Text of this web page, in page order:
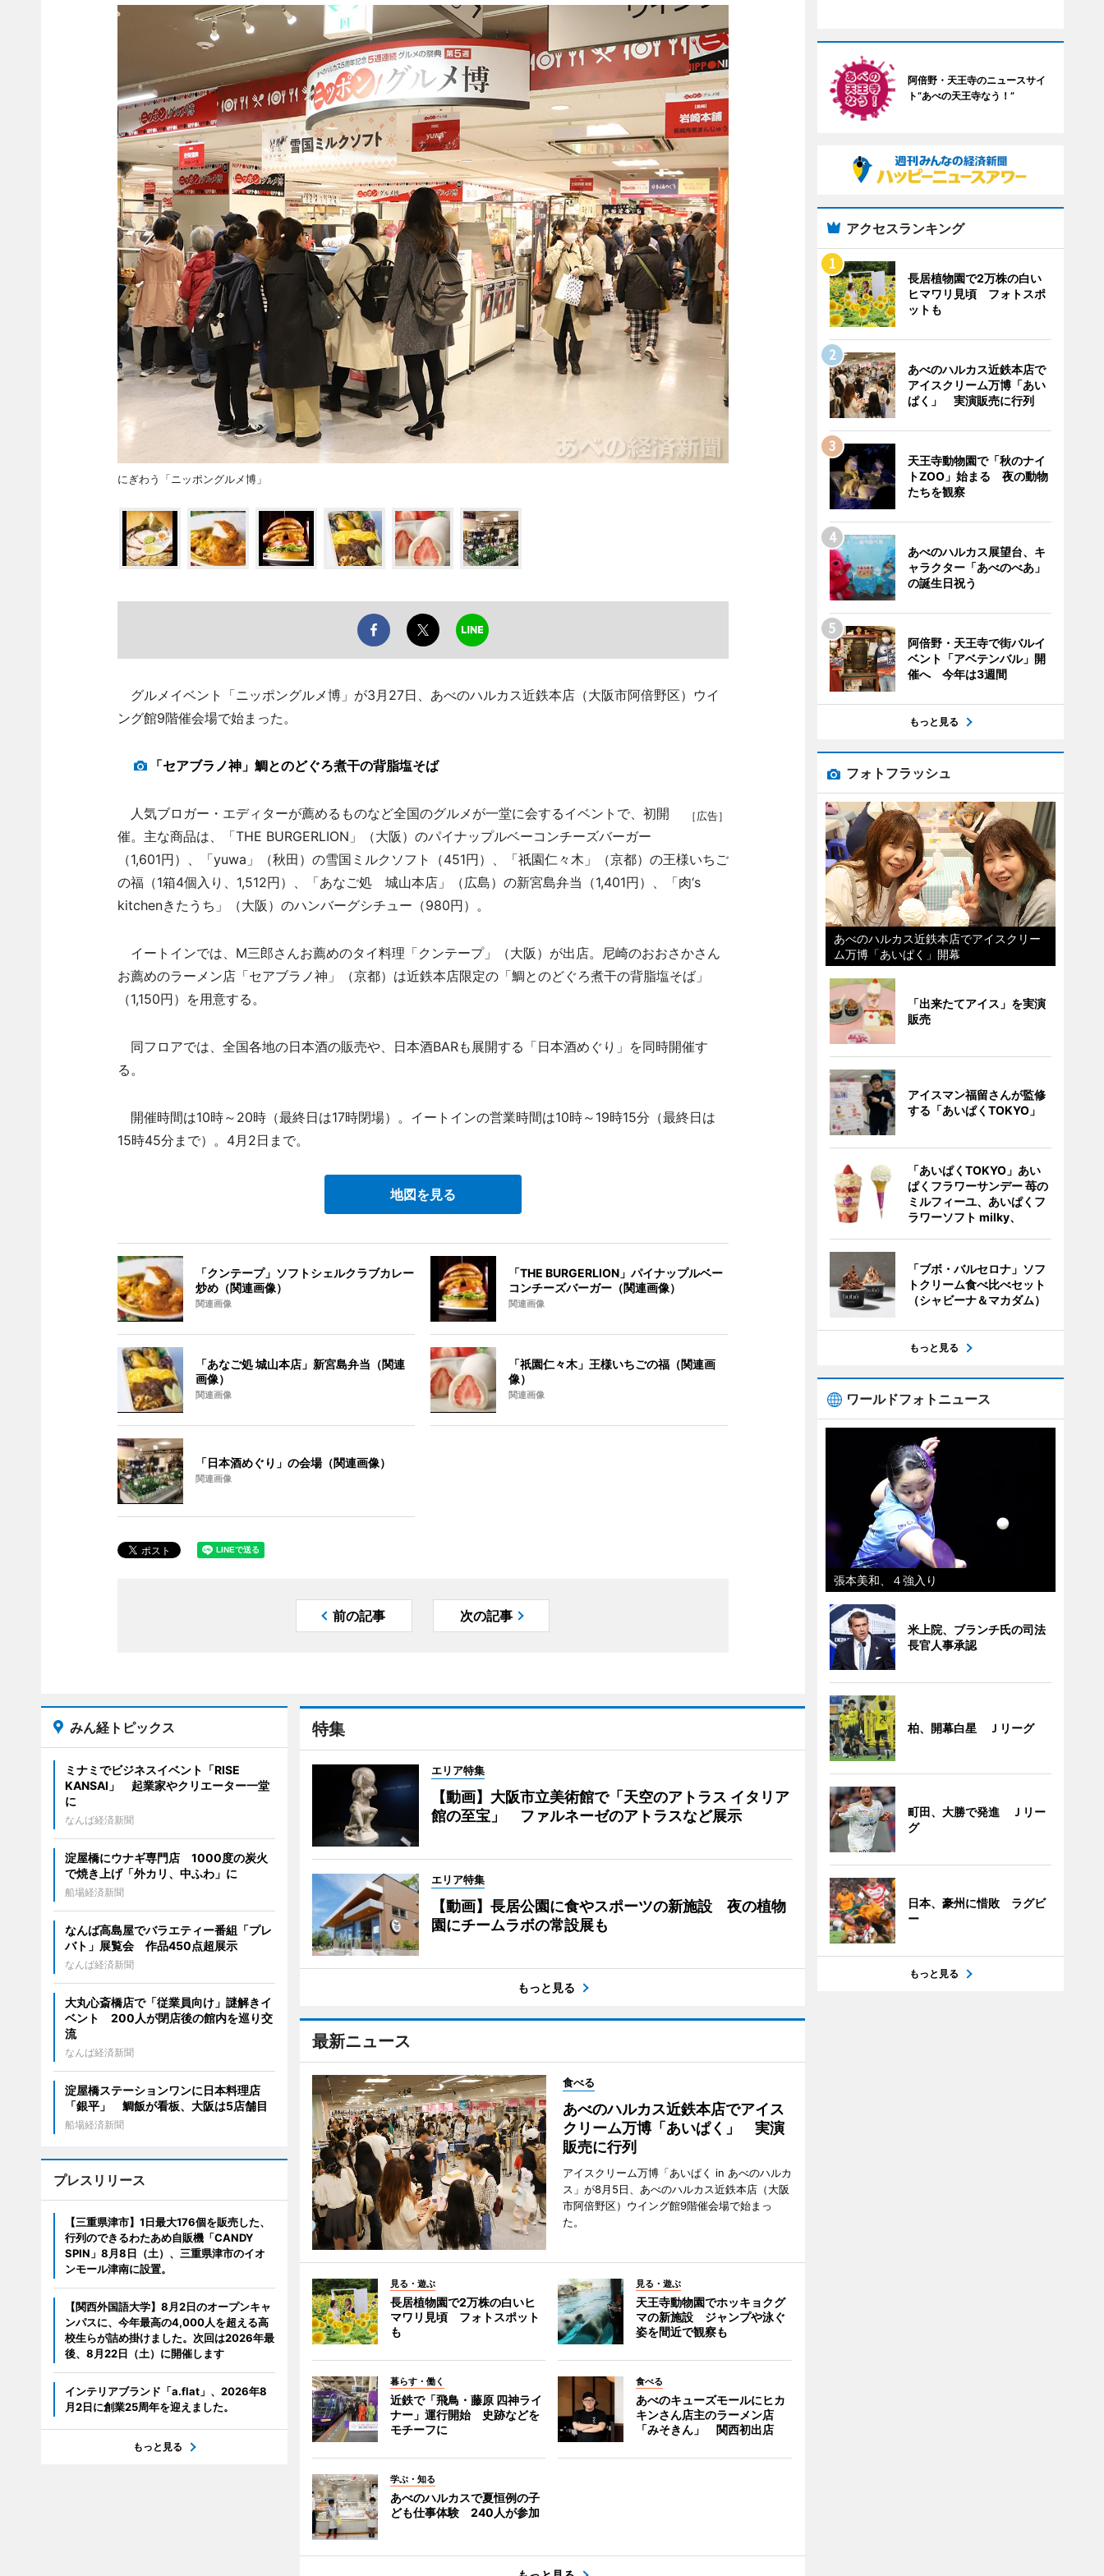
にぎわう「ニッポングルメ博」
グルメイベント「ニッポングルメ博」が3月27日、あべのハルカス近鉄本店（大阪市阿倍野区）ウイ
ング館9階催会場で始まった。
「セアブラノ神」鯛とのどぐろ煮干の背脂塩そば
［広告］
人気ブロガー・エディターが薦めるものなど全国のグルメが一堂に会するイベントで、初開
催。主な商品は、「THE BURGERLION」（大阪）のパイナップルベーコンチーズバーガー
（1,601円）、「yuwa」（秋田）の雪国ミルクソフト（451円）、「祇園仁々木」（京都）の王様いちご
の福（1箱4個入り、1,512円）、「あなご処 城山本店」（広島）の新宮島弁当（1,401円）、「肉‘s
kitchenきたうち」（大阪）のハンバーグシチュー（980円）。
イートインでは、M三郎さんお薦めのタイ料理「クンテープ」（大阪）が出店。尼崎のおおさかさん
お薦めのラーメン店「セアブラノ神」（京都）は近鉄本店限定の「鯛とのどぐろ煮干の背脂塩そば」
（1,150円）を用意する。
同フロアでは、全国各地の日本酒の販売や、日本酒BARも展開する「日本酒めぐり」を同時開催す
る。
開催時間は10時～20時（最終日は17時閉場）。イートインの営業時間は10時～19時15分（最終日は
15時45分まで）。4月2日まで。
地図を見る
「クンテープ」ソフトシェルクラブカレー
炒め（関連画像）
関連画像
「THE BURGERLION」パイナップルベー
コンチーズバーガー（関連画像）
関連画像
「あなご処 城山本店」新宮島弁当（関連
画像）
関連画像
「祇園仁々木」王様いちごの福（関連画
像）
関連画像
「日本酒めぐり」の会場（関連画像）
関連画像
前の記事 次の記事
特集
エリア特集
【動画】大阪市立美術館で「天空のアトラス イタリア
館の至宝」 ファルネーゼのアトラスなど展示
エリア特集
【動画】長居公園に食やスポーツの新施設 夜の植物
園にチームラボの常設展も
もっと見る
最新ニュース
食べる
あべのハルカス近鉄本店でアイス
クリーム万博「あいぱく」 実演
販売に行列
アイスクリーム万博「あいぱく in あべのハルカ
ス」が8月5日、あべのハルカス近鉄本店（大阪
市阿倍野区）ウイング館9階催会場で始まっ
た。
見る・遊ぶ
長居植物園で2万株の白いヒ
マワリ見頃 フォトスポット
も
見る・遊ぶ
天王寺動物園でホッキョクグ
マの新施設 ジャンプや泳ぐ
姿を間近で観察も
暮らす・働く
近鉄で「飛鳥・藤原 四神ライ
ナー」運行開始 史跡などを
モチーフに
食べる
あべのキューズモールにヒカ
キンさん店主のラーメン店
「みそきん」 関西初出店
学ぶ・知る
あべのハルカスで夏恒例の子
ども仕事体験 240人が参加
みん経トピックス
ミナミでビジネスイベント「RISE
KANSAI」 起業家やクリエーター一堂
に
なんば経済新聞
淀屋橋にウナギ専門店 1000度の炭火
で焼き上げ「外カリ、中ふわ」に
船場経済新聞
なんば高島屋でバラエティー番組「プレ
バト」展覧会 作品450点超展示
なんば経済新聞
大丸心斎橋店で「従業員向け」謎解きイ
ベント 200人が閉店後の館内を巡り交
流
なんば経済新聞
淀屋橋ステーションワンに日本料理店
「銀平」 鯛飯が看板、大阪は5店舗目
船場経済新聞
プレスリリース
【三重県津市】1日最大176個を販売した、
行列のできるわたあめ自販機「CANDY
SPIN」8月8日（土）、三重県津市のイオ
ンモール津南に設置。
【関西外国語大学】8月2日のオープンキャ
ンパスに、今年最高の4,000人を超える高
校生らが詰め掛けました。次回は2026年最
後、8月22日（土）に開催します
インテリアブランド「a.flat」、2026年8
月2日に創業25周年を迎えました。
もっと見る
阿倍野・天王寺のニュースサイ
ト“あべの天王寺なう！”
アクセスランキング
長居植物園で2万株の白い
ヒマワリ見頃 フォトスポ
ットも
あべのハルカス近鉄本店で
アイスクリーム万博「あい
ぱく」 実演販売に行列
天王寺動物園で「秋のナイ
トZOO」始まる 夜の動物
たちを観察
あべのハルカス展望台、キ
ャラクター「あべのべあ」
の誕生日祝う
阿倍野・天王寺で街バルイ
ベント「アベテンバル」開
催へ 今年は3週間
もっと見る
フォトフラッシュ
あべのハルカス近鉄本店でアイスクリー
ム万博「あいぱく」開幕
「出来たてアイス」を実演
販売
アイスマン福留さんが監修
する「あいぱくTOKYO」
「あいぱくTOKYO」あい
ぱくフラワーサンデー 苺の
ミルフィーユ、あいぱくフ
ラワーソフト milky、
「ブボ・バルセロナ」ソフ
トクリーム食べ比べセット
（シャビーナ＆マカダム）
もっと見る
ワールドフォトニュース
張本美和、４強入り
米上院、ブランチ氏の司法
長官人事承認
柏、開幕白星 Ｊリーグ
町田、大勝で発進 Ｊリー
グ
日本、豪州に惜敗 ラグビ
ー
もっと見る